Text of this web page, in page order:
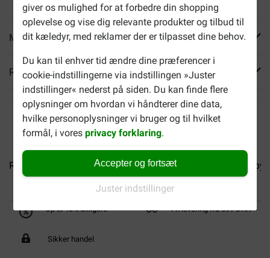
giver os mulighed for at forbedre din shopping
oplevelse og vise dig relevante produkter og tilbud til
dit kæledyr, med reklamer der er tilpasset dine behov.
Du kan til enhver tid ændre dine præferencer i
cookie-indstillingerne via indstillingen »Juster
indstillinger« nederst på siden. Du kan finde flere
oplysninger om hvordan vi håndterer dine data,
hvilke personoplysninger vi bruger og til hvilket
formål, i voresprivacy forklaring.
Accepter og fortsæt
Juster indstillinger
Mere info
Reviews
Royal Canin Medium Starter... Royal Canin Medium
Op til 40% billigere Fri levering fra 599 DKK
Sikker handel